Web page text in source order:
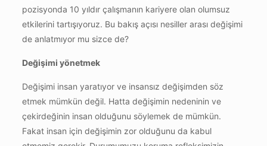
pozisyonda 10 yıldır çalışmanın kariyere olan olumsuz
etkilerini tartışıyoruz. Bu bakış açısı nesiller arası değişimi
de anlatmıyor mu sizce de?
Değişimi yönetmek
Değişimi insan yaratıyor ve insansız değişimden söz
etmek mümkün değil. Hatta değişimin nedeninin ve
çekirdeğinin insan olduğunu söylemek de mümkün.
Fakat insan için değişimin zor olduğunu da kabul